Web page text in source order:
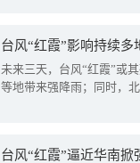
台风“红霞”影响持续
未来三天，台风“红霞”或
等地带来强降雨；同时，
台风“红霞”逼近华南